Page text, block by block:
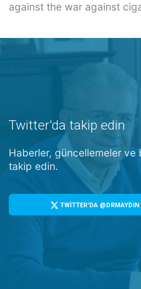
against the war against
Twitter'da takip edin
Haberler, güncellemeler ve
takip edin.
TWİTTER'DA @DRMAYDIN